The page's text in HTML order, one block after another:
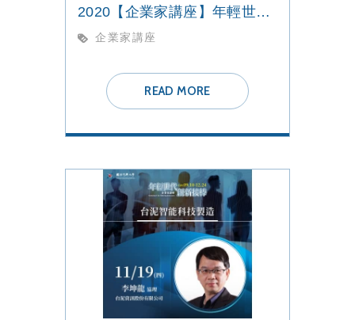
2020【企業家講座】年輕世代 創新接棒
企業家講座
READ MORE